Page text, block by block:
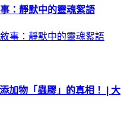
：靜默中的靈魂絮語
加物「蟲膠」的真相！ | 大